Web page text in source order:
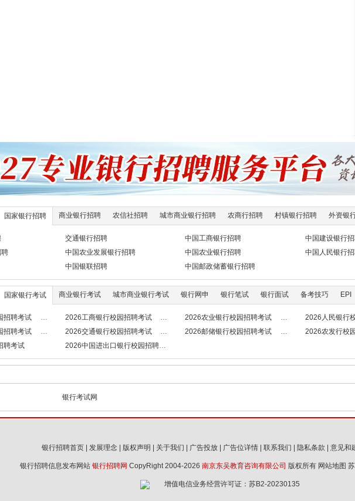
国家银行招聘 商业银行招聘 农信社招聘 城市商业银行招聘 农商行招聘 村镇银行招聘 外资银
交通银行招聘 中国工商银行招聘
中国建设银行
中国农业发展银行招聘 中国农业银行招聘
中国人民银行
中国银联招聘 中国邮政储蓄银行招聘
国家银行考试 商业银行考试 城市商业银行考试 银行网申 银行笔试 银行面试 备考技巧 EPI
招聘考试 2026工商银行校园招聘考试 2026农业银行校园招聘考试
2026人民银行
招聘考试
2026交通银行校园招聘考试 2026邮储银行校园招聘考试
2026农发行校
聘考试
2026中国进出口银行校园招聘考试
银行考试网
银行招聘首页| 发展理念| 版权声明 关于我们 广告投放| 广告位详情| 联系我们 隐私条款 意见和
银行招聘信息发布网站 银行招聘网 CopyRight 2004-2026 南京东吴教育咨询有限公司 版权所有 网站地图
增值电信业务经营许可证：苏B2-20230135